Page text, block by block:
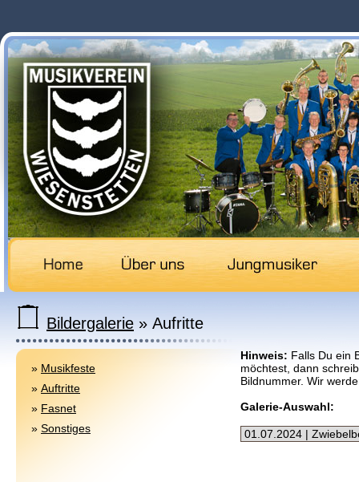
Bildergalerie » Aufritte
» Musikfeste
» Auftritte
» Fasnet
» Sonstiges
Hinweis: Falls Du ein
möchtest, dann
Bildnummer. Wir
Galerie-Auswahl: